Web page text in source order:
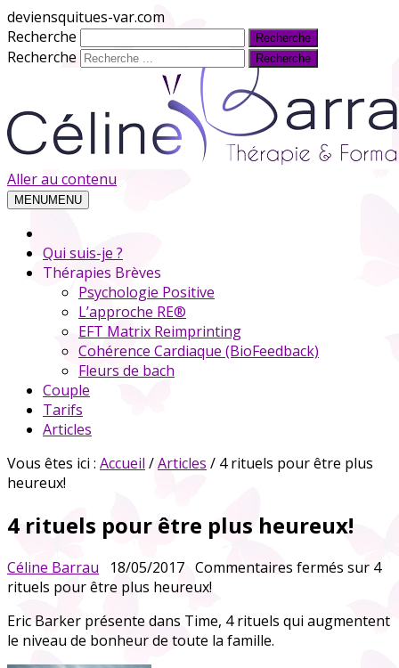
deviensquitues-var.com
Recherche
Recherche
Aller au contenu
MENUMENU
Qui suis-je ?
Thérapies Brèves
Psychologie Positive
L’approche RE®
EFT Matrix Reimprinting
Cohérence Cardiaque (BioFeedback)
Fleurs de bach
Couple
Tarifs
Articles
Vous êtes ici : Accueil /Articles / 4 rituels pour être plus
heureux!
4 rituels pour être plus heureux!
Céline Barrau 18/05/2017 Commentaires fermés sur 4
rituels pour être plus heureux!
Eric Barker présente dans Time, 4 rituels qui augmentent
le niveau de bonheur de toute la famille.